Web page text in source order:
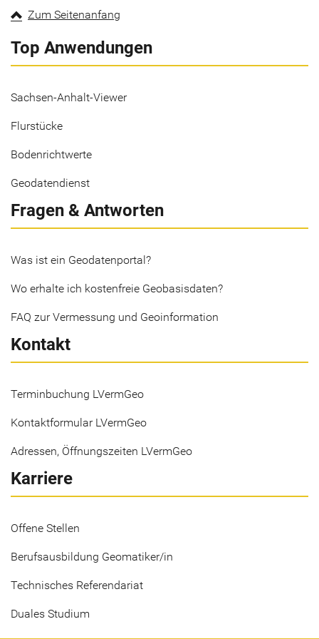
Zum Seitenanfang
Top Anwendungen
Sachsen-Anhalt-Viewer
Flurstücke
Bodenrichtwerte
Geodatendienst
Fragen & Antworten
Was ist ein Geodatenportal?
Wo erhalte ich kostenfreie Geobasisdaten?
FAQ zur Vermessung und Geoinformation
Kontakt
Terminbuchung LVermGeo
Kontaktformular LVermGeo
Adressen, Öffnungszeiten LVermGeo
Karriere
Offene Stellen
Berufsausbildung Geomatiker/in
Technisches Referendariat
Duales Studium